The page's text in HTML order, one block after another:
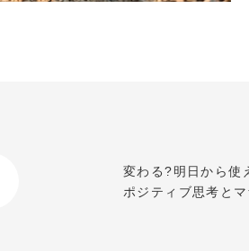
変わる?明日から使
ポジティブ思考と